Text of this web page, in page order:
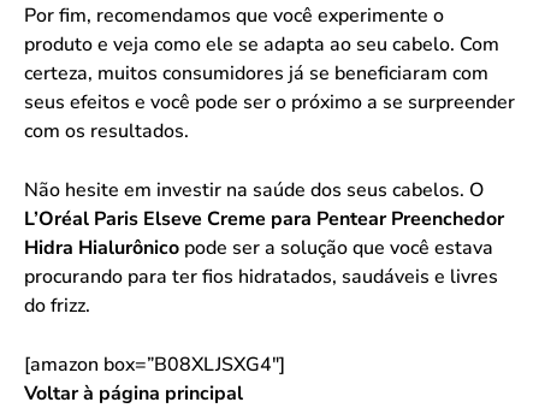
Por fim, recomendamos que você experimente o
produto e veja como ele se adapta ao seu cabelo. Com
certeza, muitos consumidores já se beneficiaram com
seus efeitos e você pode ser o próximo a se surpreender
com os resultados.
Não hesite em investir na saúde dos seus cabelos. O
L’Oréal Paris Elseve Creme para Pentear Preenchedor
Hidra Hialurônico pode ser a solução que você estava
procurando para ter fios hidratados, saudáveis e livres
do frizz.
[amazon box=”B08XLJSXG4″]
Voltar à página principal